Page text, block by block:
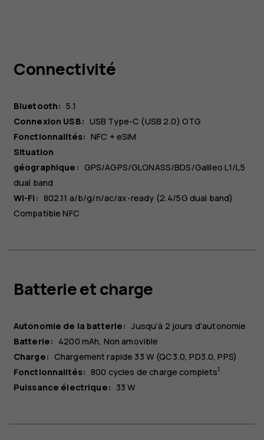
Connectivité
Bluetooth: 5.1
Connexion USB: USB Type-C (USB 2.0) OTG
Fonctionnalités: NFC + eSIM
Situation
géographique: GPS/AGPS/GLONASS/BDS/Galileo L1/L5
dual band
Wi-Fi: 802.11 a/b/g/n/ac/ax-ready (2.4/5G dual band)
Compatible NFC
Batterie et charge
Autonomie de la batterie: Jusqu’à 2 jours d’autonomie
Batterie: 4200 mAh Non amovible
Charge: Chargement rapide 33 W (QC3.0, PD3.0, PPS)
Fonctionnalités: 800 cycles de charge complets1
Puissance électrique: 33 W